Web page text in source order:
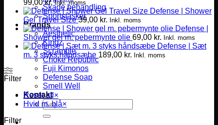
Skade behandling
Sportstasker
Brands
Aesthetic
Kingz
Scramble
Choke Republic
Fuji Kimonos
Defense Soap
Smell Well
Kontakt
Søg
efter:
99,00kr. Inkl. moms
Defense | Shower
Gel Travel Size 39,00 kr. Inkl. moms
Defense |
Shower gel m. pebermynte olie 69,00 kr. Inkl. moms
Defense | Sæt
m. 3 styks håndsæbe 189,00 kr. Inkl. moms
Filter
Reset all ×
Hvid m. blå×
Filter